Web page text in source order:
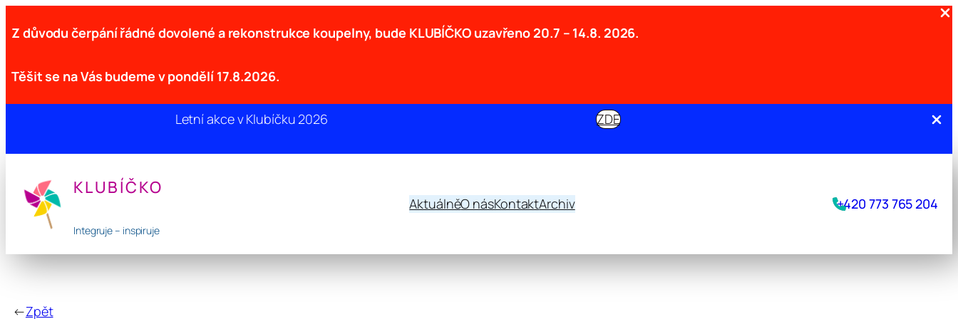
Z důvodu čerpání řádné dovolené a rekonstrukce koupelny, bude KLUBÍČKO uzavřeno 20.7 – 14.8. 2026.
Těšit se na Vás budeme v pondělí 17.8.2026.
Letní akce v Klubíčku 2026 ZDE
obsah
KLUBÍČKO
Integruje – inspiruje
AktuálněO násKontaktArchiv +420 773 765 204
←Zpět